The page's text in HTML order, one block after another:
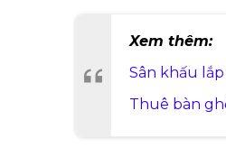
Xem thêm:
Sân khấu
Thuê bàn